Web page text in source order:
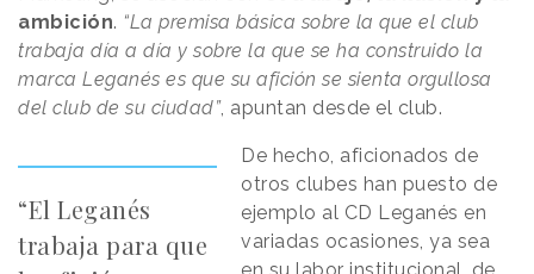
ambición. “La premisa básica sobre la que el club
trabaja día a día y sobre la que se ha construido la
marca Leganés es que su afición se sienta orgullosa
del club de su ciudad”, apuntan desde el club.
“El Leganés
trabaja para que
De hecho, aficionados de
otros clubes han puesto de
ejemplo al CD Leganés en
variadas ocasiones, ya sea
en su labor institucional, de